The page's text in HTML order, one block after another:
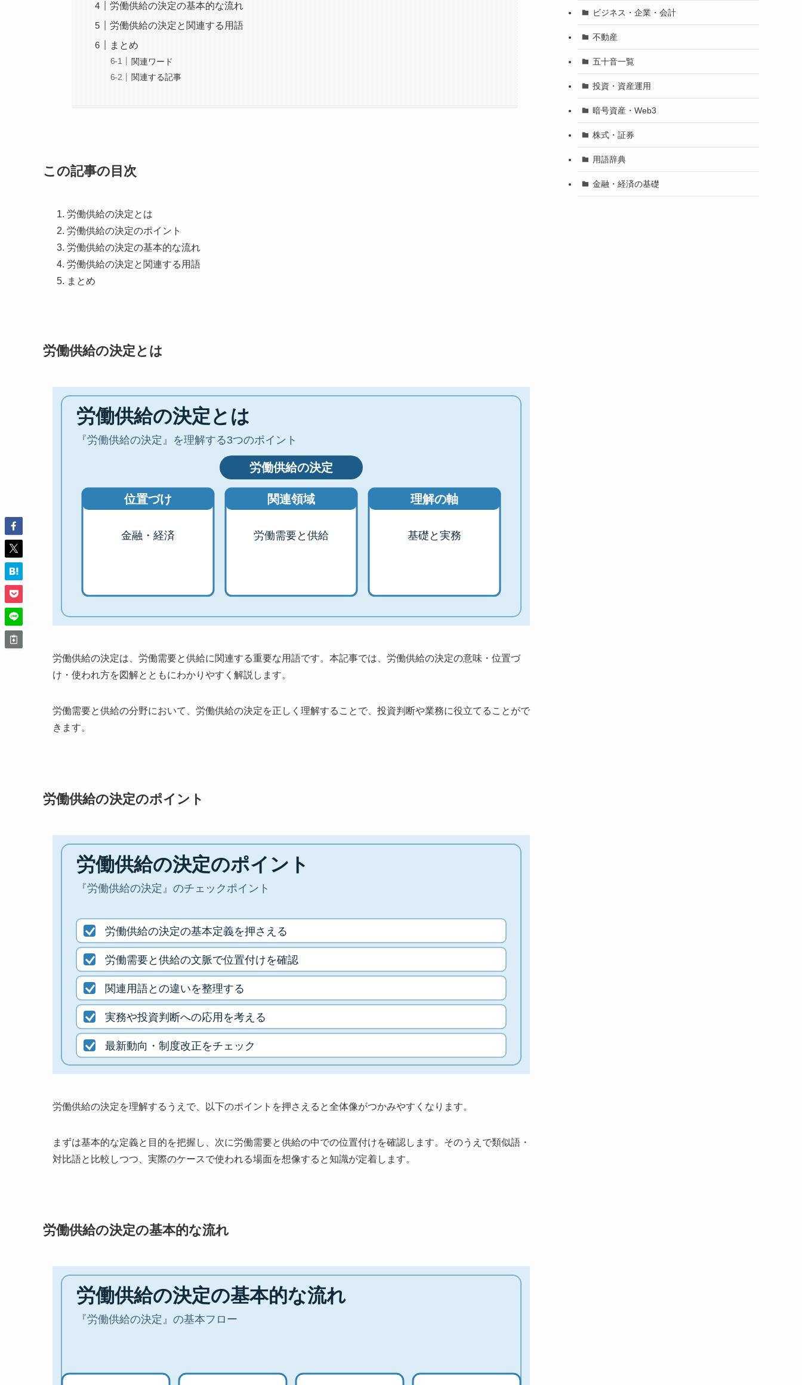
労働供給の決定の基本的な流れ
労働供給の決定と関連する用語
まとめ
関連ワード
関連する記事
この記事の目次
労働供給の決定とは
労働供給の決定のポイント
労働供給の決定の基本的な流れ
労働供給の決定と関連する用語
まとめ
労働供給の決定とは
労働供給の決定は、労働需要と供給に関連する重要な用語です。本記事では、労働供給の決定の意味・位置づ
け・使われ方を図解とともにわかりやすく解説します。
労働需要と供給の分野において、労働供給の決定を正しく理解することで、投資判断や業務に役立てることがで
きます。
労働供給の決定のポイント
労働供給の決定を理解するうえで、以下のポイントを押さえると全体像がつかみやすくなります。
まずは基本的な定義と目的を把握し、次に労働需要と供給の中での位置付けを確認します。そのうえで類似語・
対比語と比較しつつ、実際のケースで使われる場面を想像すると知識が定着します。
労働供給の決定の基本的な流れ
ビジネス・企業・会計
不動産
五十音一覧
投資・資産運用
暗号資産・Web3
株式・証券
用語辞典
金融・経済の基礎